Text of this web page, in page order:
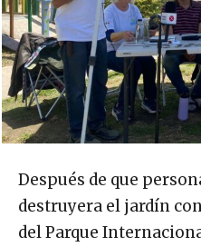
Después de que
destruyera el jardín
del Parque